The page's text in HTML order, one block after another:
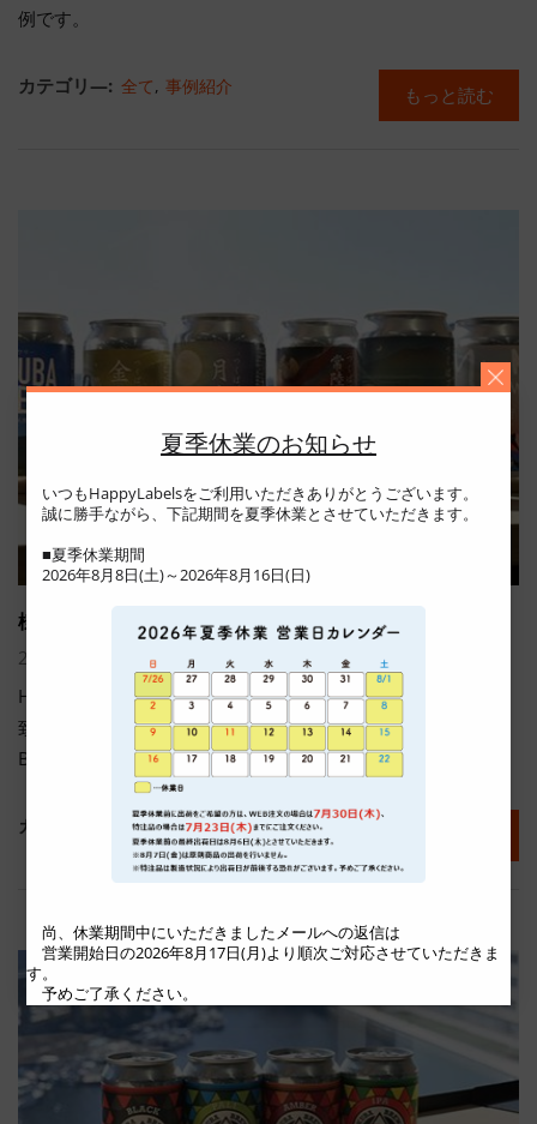
例です。
カテゴリ―: 全て, 事例紹介 もっと読む
様）
2026年3月30日
HappyLabelsをご利用いただいたお客様の制作事例をご紹介
致します。 今回は、株式会社ペブルス様（TSUKUBA
BREWERY様）のクラフトビールラベルの事例です。
カテゴリ―: 全て, 事例紹介
夏季休業のお知らせ
いつもHappyLabelsをご利用いただきありがとうございます。
誠に勝手ながら、下記期間を夏季休業とさせていただきます。
■夏季休業期間
2026年8月8日(土)～2026年8月16日(日)
尚、休業期間中にいただきましたメールへの返信は
営業開始日の2026年8月17日(月)より順次ご対応させていただきま
す。
予めご了承ください。